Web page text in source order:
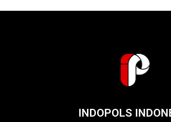
INDOPOLS